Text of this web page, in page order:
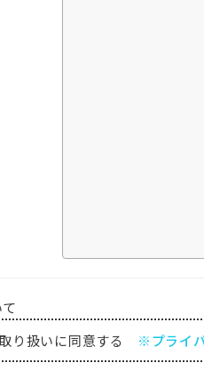
り扱いに同意する
※プライ